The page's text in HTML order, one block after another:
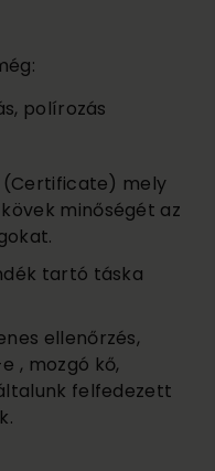
polírozás
(Certificate) mely
minőségét az
tartó táska
ellenőrzés,
, mozgó kő,
felfedezett